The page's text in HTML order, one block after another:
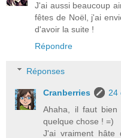
J'ai aussi beaucoup
fêtes de Noël, j'ai
d'avoir la suite !
Répondre
Réponses
Cranberries
24
Ahaha, il faut bien
quelque chose ! =)
J'ai vraiment hâte